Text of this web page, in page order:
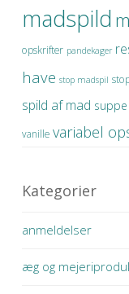
madspild
opskrifter pandekager
have stop madspil
spild af mad suppe
vanille variabel
Kategorier
anmeldelser
æg og